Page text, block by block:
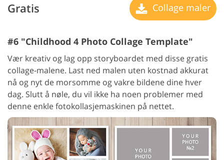
Gratis Collage maler
#6 "Childhood 4 Photo Collage Template"
Vær kreativ og lag opp storyboardet med disse gratis
collage-malene. Last ned malen uten kostnad akkurat
nå og nyt de morsomme og vakre bildene dine hver
dag. Slutt å nøle, du vil ikke ha noen problemer med
denne enkle fotokollasjemaskinen på nettet.